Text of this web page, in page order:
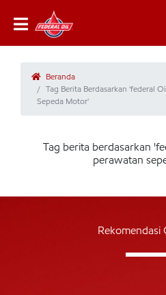
Beranda
Tag Berita Berdasarkan 'federal
Sepeda Motor'
Tag berita berdasarkan
perawatan
Rekomendasi